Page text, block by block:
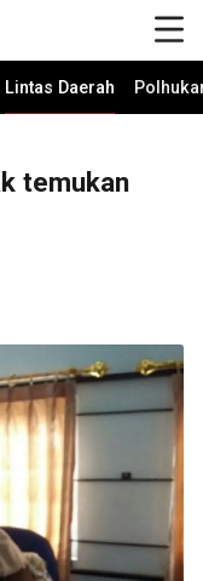
Lintas Daerah
temukan